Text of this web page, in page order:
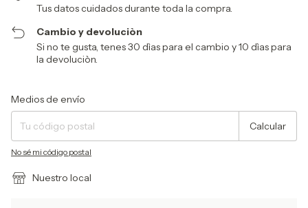
Tus datos cuidados durante toda la compra.
Cambio y devoluciòn
Si no te gusta, tenes 30 dìas para el cambio y 10 dìas para
la devoluciòn.
Entregas para el CP:
Medios de envío
Calcular
No sé mi código postal
Nuestro local